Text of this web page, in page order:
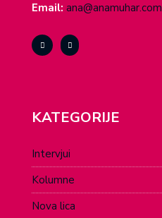
Email: ana@anamuhar.com
KATEGORIJE
Intervjui
Kolumne
Nova lica